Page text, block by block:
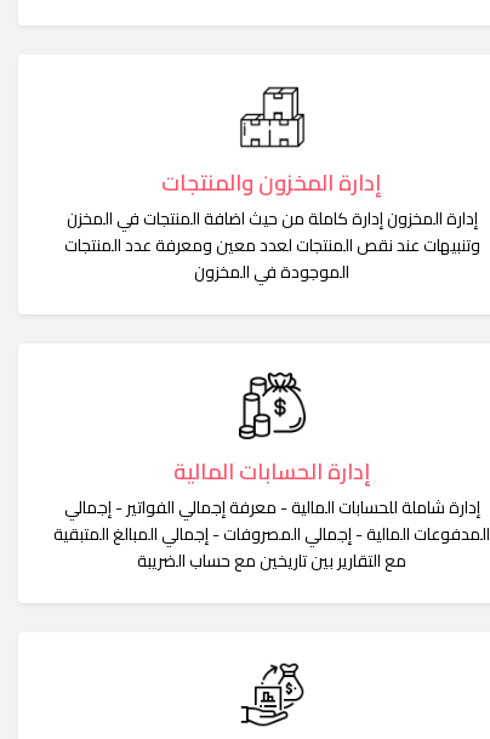
إدارة المخزون والمنتجات
إدارة المخزون إدارة كاملة من حيث اضافة المنتجات في المخزن
وتنبيهات عند نقص المنتجات لعدد معين ومعرفة عدد المنتجات
الموجودة في المخزون
إدارة الحسابات المالية
إدارة شاملة للحسابات المالية - معرفة إجمالي الفواتير - إجمالي
المدفوعات المالية - إجمالي المصروفات - إجمالي المبالغ المتبقية
مع التقارير بين تاريخين مع حساب الضريبة